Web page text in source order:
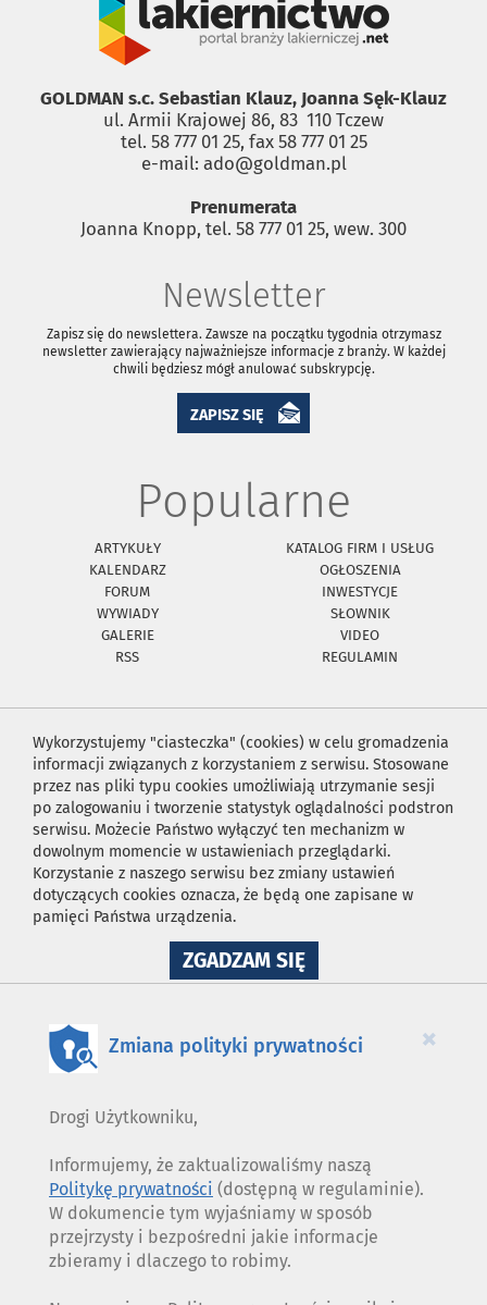
GOLDMAN s.c. Sebastian Klauz, Joanna Sęk-Klauz
ul. Armii Krajowej 86, 83 ­ 110 Tczew
tel. 58 777 01 25, fax 58 777 01 25
e-mail: ado@goldman.pl
Prenumerata
Joanna Knopp, tel. 58 777 01 25, wew. 300
Newsletter
Zapisz się do newslettera. Zawsze na początku tygodnia otrzymasz
newsletter zawierający najważniejsze informacje z branży. W każdej
chwili będziesz mógł anulować subskrypcję.
ZAPISZ SIĘ
Popularne
ARTYKUŁY
KATALOG FIRM I USŁUG
KALENDARZ
OGŁOSZENIA
FORUM
INWESTYCJE
WYWIADY
SŁOWNIK
GALERIE
VIDEO
RSS
REGULAMIN
Wykorzystujemy "ciasteczka" (cookies) w celu gromadzenia
informacji związanych z korzystaniem z serwisu. Stosowane
przez nas pliki typu cookies umożliwiają utrzymanie sesji
po zalogowaniu i tworzenie statystyk oglądalności podstron
serwisu. Możecie Państwo wyłączyć ten mechanizm w
dowolnym momencie w ustawieniach przeglądarki.
Korzystanie z naszego serwisu bez zmiany ustawień
dotyczących cookies oznacza, że będą one zapisane w
pamięci Państwa urządzenia.
ZGADZAM SIĘNA
WYKORZYSTANIE
×
Zmiana polityki prywatności
Drogi Użytkowniku,
Informujemy, że zaktualizowaliśmy naszą
Politykę prywatności (dostępną w regulaminie).
W dokumencie tym wyjaśniamy w sposób
przejrzysty i bezpośredni jakie informacje
zbieramy i dlaczego to robimy.